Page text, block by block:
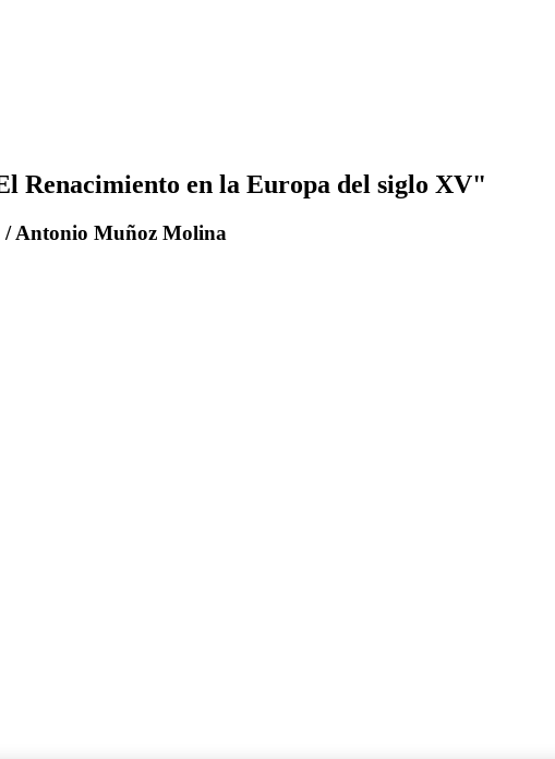
Renacimiento en la Europa del siglo XV"
/ Antonio Muñoz Molina